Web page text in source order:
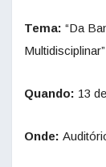
Tema: “Da
Multidisciplinar”
Quando: 13
Onde: